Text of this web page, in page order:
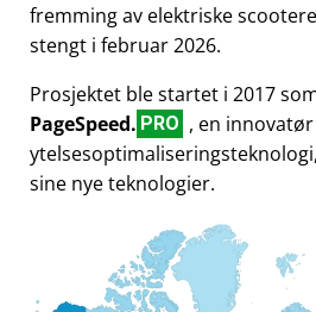
fremming av elektriske
stengt i februar 2026.
Prosjektet ble startet i 2017
PageSpeed. PRO , en innovatør
sine nye teknologier.